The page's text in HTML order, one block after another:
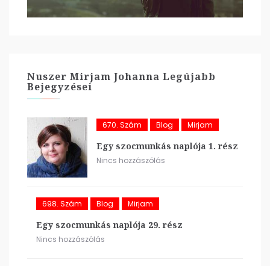
Nuszer Mirjam Johanna Legújabb
Bejegyzései
670. Szám Blog Mirjam
Egy szocmunkás naplója 1. rész
Nincs hozzászólás
698. Szám Blog Mirjam
Egy szocmunkás naplója 29. rész
Nincs hozzászólás